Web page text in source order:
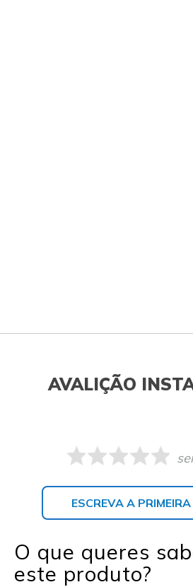
AVALIÇÃO
ESCREVA A
O que queres
este produto?